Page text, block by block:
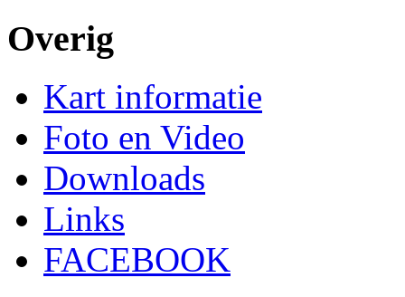
Overig
Kart informatie
Foto en Video
Downloads
Links
FACEBOOK